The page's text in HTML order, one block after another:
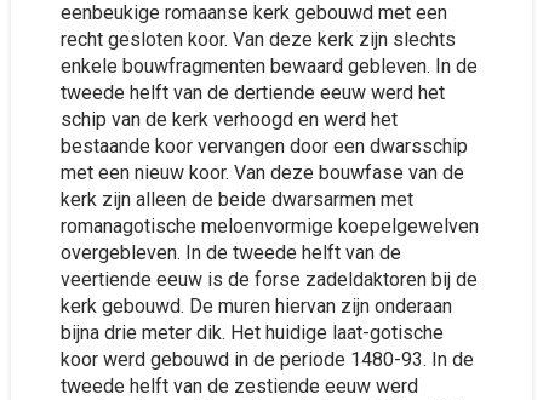
eenbeukige romaanse kerk gebouwd met een
recht gesloten koor. Van deze kerk zijn slechts
enkele bouwfragmenten bewaard gebleven. In de
tweede helft van de dertiende eeuw werd het
schip van de kerk verhoogd en werd het
bestaande koor vervangen door een dwarsschip
met een nieuw koor. Van deze bouwfase van de
kerk zijn alleen de beide dwarsarmen met
romanagotische meloenvormige koepelgewelven
overgebleven. In de tweede helft van de
veertiende eeuw is de forse zadeldaktoren bij de
kerk gebouwd. De muren hiervan zijn onderaan
bijna drie meter dik. Het huidige laat-gotische
koor werd gebouwd in de periode 1480-93. In de
tweede helft van de zestiende eeuw werd